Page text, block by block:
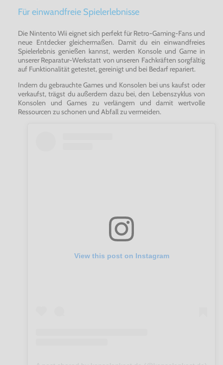
Für einwandfreie Spielerlebnisse
Die Nintento Wii eignet sich perfekt für Retro-Gaming-Fans und
neue Entdecker gleichermaßen. Damit du ein einwandfreies
Spielerlebnis genießen kannst, werden Konsole und Game in
unserer Reparatur-Werkstatt von unseren Fachkräften sorgfältig
auf Funktionalität getestet, gereinigt und bei Bedarf repariert.
Indem du gebrauchte Games und Konsolen bei uns kaufst oder
verkaufst, trägst du außerdem dazu bei, den Lebenszyklus von
Konsolen und Games zu verlängern und damit wertvolle
Ressourcen zu schonen und Abfall zu vermeiden.
View this post on Instagram